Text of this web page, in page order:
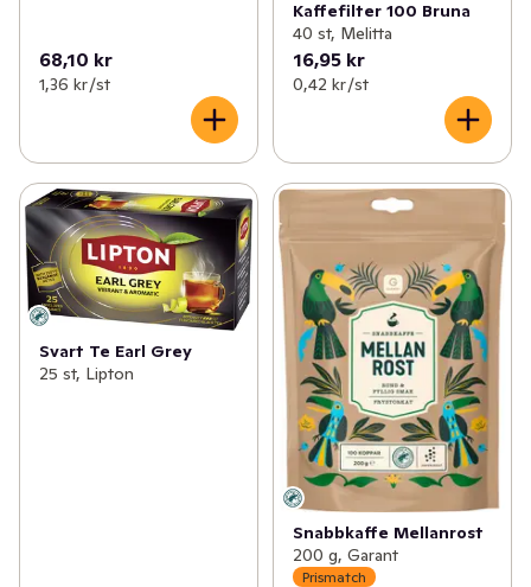
68,10 kr
1,36 kr /st
Kaffefilter 100 Bruna
40 st, Melitta
16,95 kr
0,42 kr /st
Svart Te Earl Grey
25 st, Lipton
Snabbkaffe Mellanrost
200 g, Garant
Prismatch